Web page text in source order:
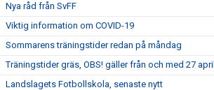
Nya råd från SvFF
Viktig information om COVID-19
Sommarens träningstider redan på måndag
Träningstider gräs, OBS! gäller från och med 27 april
Landslagets Fotbollskola, senaste nytt